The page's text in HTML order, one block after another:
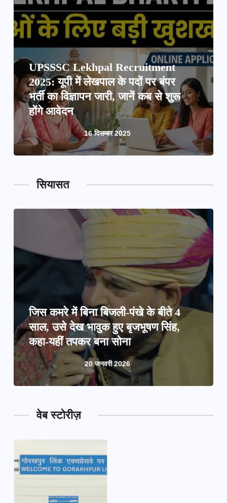
UPSSSC Lekhpal Recruitment
2025: यूपी में लेखपाल के पदों पर बंपर
भर्ती का विज्ञापन जारी, जानें कब से शुरू
होंगे आवेदन
16 दिसम्बर 2025
सियासत
जिस कमरे में बिना बिजली-पंखे के बीते 4
साल, उसे देख भावुक हुए बृजभूषण सिंह,
कहा-यहीं तपकर बना सोना
20 जनवरी 2026
वेब स्टोरीज़